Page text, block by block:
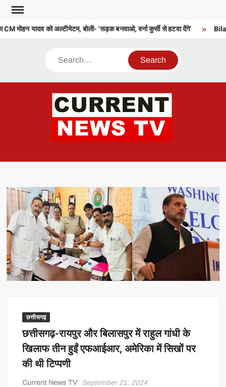
Skip
content
मोहन यादव को अल्टीमेटम, बोली- ‘सड़क बनवाओ, वर्ना कुर्सी से हटवा देंगे’
Search
छत्तीसगढ़
छत्तीसगढ़-रायपुर और बिलासपुर में राहुल गांधी के
खिलाफ तीन हुईं एफआईआर, अमेरिका में सिखों पर
की थी टिप्पणी
Current News TV September 21, 2024